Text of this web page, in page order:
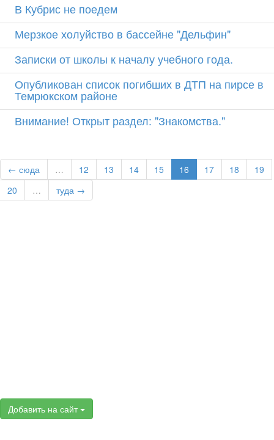
В Кубрис не поедем
Мерзкое холуйство в бассейне "Дельфин"
Записки от школы к началу учебного года.
Опубликован список погибших в ДТП на пирсе в
Темрюкском районе
Внимание! Открыт раздел: "Знакомства."
← сюда … 12 13 14 15 16 17 18
19
20
… туда →
Добавить на сайт